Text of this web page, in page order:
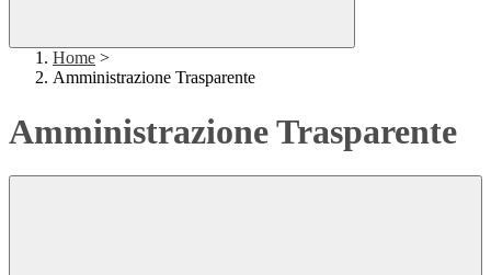
Home >
Amministrazione Trasparente
Amministrazione Trasparente